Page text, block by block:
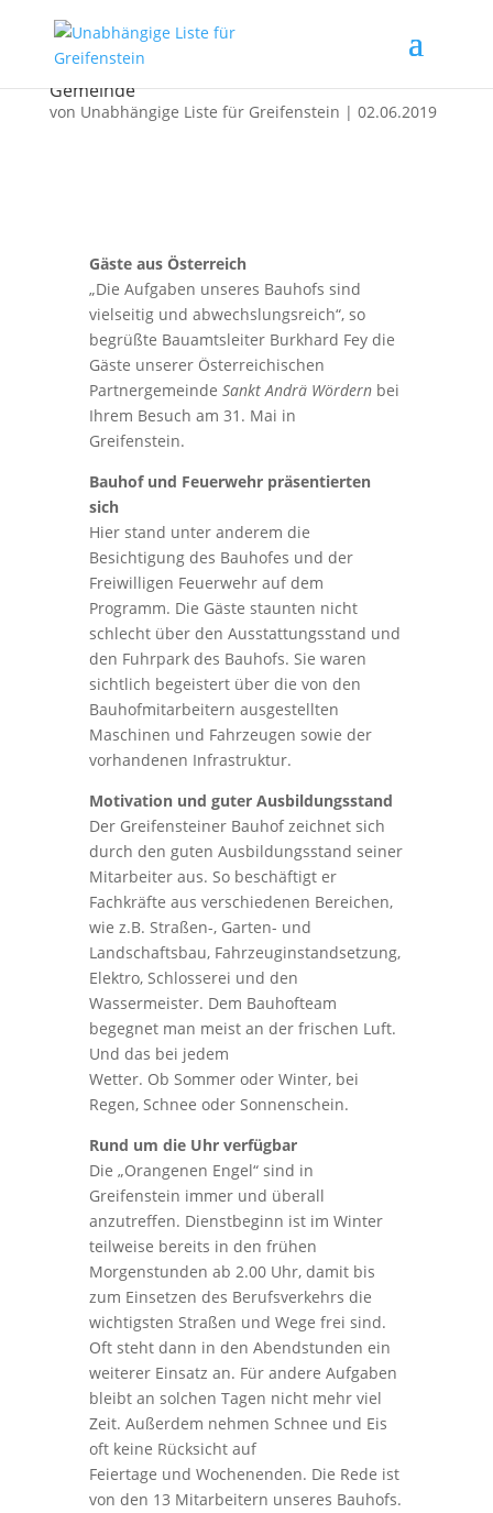
Gemeinde
von Unabhängige Liste für Greifenstein | 02.06.2019
Gäste aus Österreich
„Die Aufgaben unseres Bauhofs sind
vielseitig und abwechslungsreich“, so
begrüßte Bauamtsleiter Burkhard Fey die
Gäste unserer Österreichischen
Partnergemeinde Sankt Andrä Wördern bei
Ihrem Besuch am 31. Mai in
Greifenstein.
Bauhof und Feuerwehr präsentierten
sich
Hier stand unter anderem die
Besichtigung des Bauhofes und der
Freiwilligen Feuerwehr auf dem
Programm. Die Gäste staunten nicht
schlecht über den Ausstattungsstand und
den Fuhrpark des Bauhofs. Sie waren
sichtlich begeistert über die von den
Bauhofmitarbeitern ausgestellten
Maschinen und Fahrzeugen sowie der
vorhandenen Infrastruktur.
Motivation und guter Ausbildungsstand
Der Greifensteiner Bauhof zeichnet sich
durch den guten Ausbildungsstand seiner
Mitarbeiter aus. So beschäftigt er
Fachkräfte aus verschiedenen Bereichen,
wie z.B. Straßen-, Garten- und
Landschaftsbau, Fahrzeuginstandsetzung,
Elektro, Schlosserei und den
Wassermeister. Dem Bauhofteam
begegnet man meist an der frischen Luft.
Und das bei jedem
Wetter. Ob Sommer oder Winter, bei
Regen, Schnee oder Sonnenschein.
Rund um die Uhr verfügbar
Die „Orangenen Engel“ sind in
Greifenstein immer und überall
anzutreffen. Dienstbeginn ist im Winter
teilweise bereits in den frühen
Morgenstunden ab 2.00 Uhr, damit bis
zum Einsetzen des Berufsverkehrs die
wichtigsten Straßen und Wege frei sind.
Oft steht dann in den Abendstunden ein
weiterer Einsatz an. Für andere Aufgaben
bleibt an solchen Tagen nicht mehr viel
Zeit. Außerdem nehmen Schnee und Eis
oft keine Rücksicht auf
Feiertage und Wochenenden. Die Rede ist
von den 13 Mitarbeitern unseres Bauhofs.